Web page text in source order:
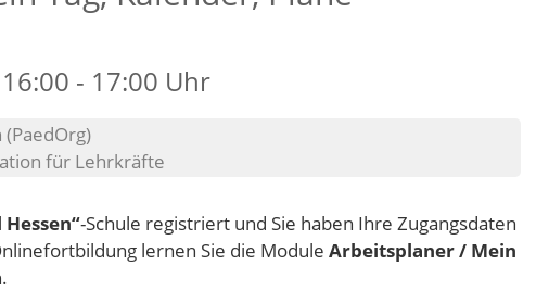
16:00 - 17:00 Uhr
für Lehrkräfte
-Schule registriert und Sie haben Ihre Zugangsdaten
lernen Sie die Module Arbeitsplaner / Mein